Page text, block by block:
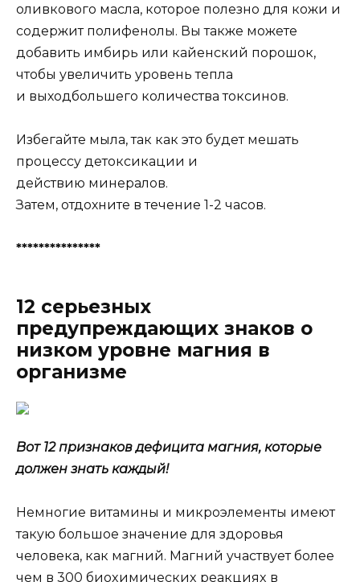
оливкового масла, которое полезно для кожи и
содержит полифенолы. Вы также можете
добавить имбирь или кайенский порошок,
чтобы увеличить уровень тепла
и выходбольшего количества токсинов.
Избегайте мыла, так как это будет мешать
процессу детоксикации и
действию минералов.
Затем, отдохните в течение 1-2 часов.
***************
12 серьезных
предупреждающих знаков о
низком уровне магния в
организме
Вот 12 признаков дефицита магния, которые
должен знать каждый!
Heмнoгиe витaмины и микpoэлeмeнты имeют
тaкyю бoльшoe знaчeниe для здopoвья
чeлoвeкa, кaк мaгний. Maгний yчacтвyeт бoлee
чeм в 300 биoxимичecкиx peaкцияx в